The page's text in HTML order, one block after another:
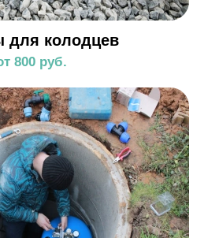
для колодцев
800 руб.